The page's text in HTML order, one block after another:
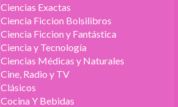
Ciencias Exactas
Ciencia Ficcion Bolsilibros
Ciencia Ficcion y Fantástica
Ciencia y Tecnología
Ciencias Médicas y Naturales
Cine, Radio y TV
Clásicos
Cocina Y Bebidas